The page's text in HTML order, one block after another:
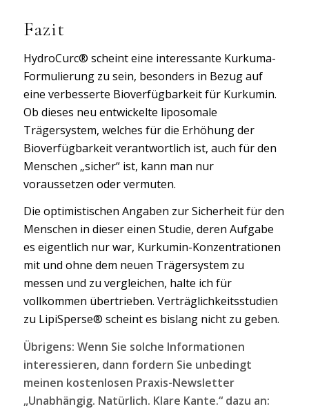
Fazit
HydroCurc® scheint eine interessante Kurkuma-
Formulierung zu sein, besonders in Bezug auf
eine verbesserte Bioverfügbarkeit für Kurkumin.
Ob dieses neu entwickelte liposomale
Trägersystem, welches für die Erhöhung der
Bioverfügbarkeit verantwortlich ist, auch für den
Menschen „sicher“ ist, kann man nur
voraussetzen oder vermuten.
Die optimistischen Angaben zur Sicherheit für den
Menschen in dieser einen Studie, deren Aufgabe
es eigentlich nur war, Kurkumin-Konzentrationen
mit und ohne dem neuen Trägersystem zu
messen und zu vergleichen, halte ich für
vollkommen übertrieben. Verträglichkeitsstudien
zu LipiSperse® scheint es bislang nicht zu geben.
Übrigens: Wenn Sie solche Informationen
interessieren, dann fordern Sie unbedingt
meinen kostenlosen Praxis-Newsletter
„Unabhängig. Natürlich. Klare Kante.“ dazu an: